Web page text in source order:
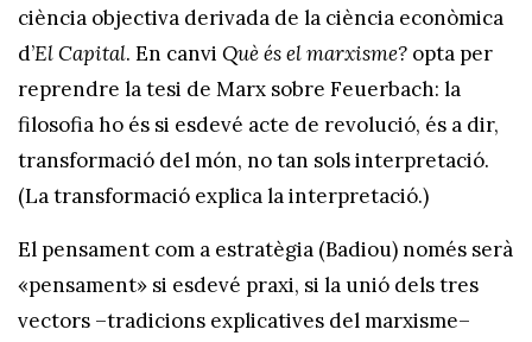
ciència objectiva derivada de la ciència econòmica
d’El Capital. En canvi Què és el marxisme? opta per
reprendre la tesi de Marx sobre Feuerbach: la
filosofia ho és si esdevé acte de revolució, és a dir,
transformació del món, no tan sols interpretació.
(La transformació explica la interpretació.)
El pensament com a estratègia (Badiou) només serà
«pensament» si esdevé praxi, si la unió dels tres
vectors –tradicions explicatives del marxisme–